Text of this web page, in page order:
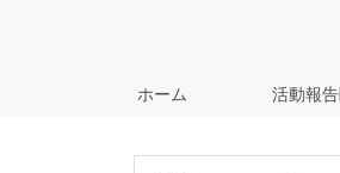
ホーム 活動報告